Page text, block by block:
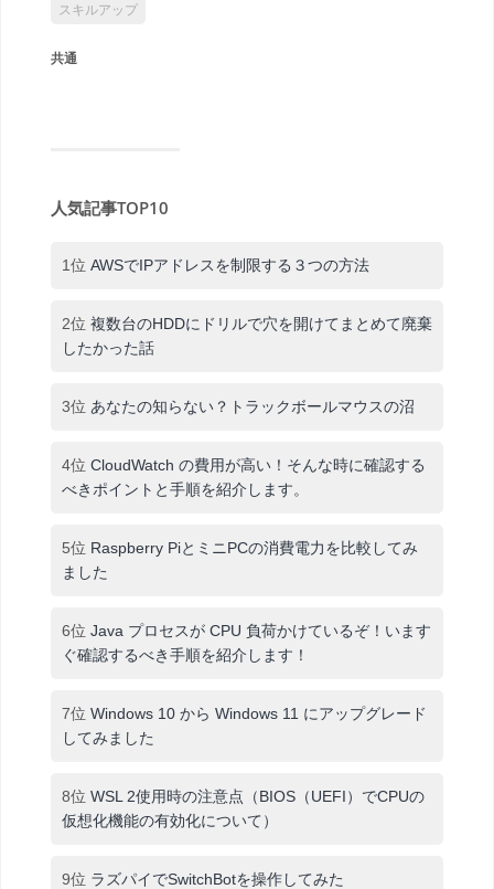
スキルアップ
共通
人気記事TOP10
1位 AWSでIPアドレスを制限する３つの方法
2位 複数台のHDDにドリルで穴を開けてまとめて廃棄
したかった話
3位 あなたの知らない？トラックボールマウスの沼
4位 CloudWatch の費用が高い！そんな時に確認する
べきポイントと手順を紹介します。
5位 Raspberry PiとミニPCの消費電力を比較してみ
ました
6位 Java プロセスが CPU 負荷かけているぞ！います
ぐ確認するべき手順を紹介します！
7位 Windows 10 から Windows 11 にアップグレード
してみました
8位 WSL 2使用時の注意点（BIOS（UEFI）でCPUの
仮想化機能の有効化について）
9位 ラズパイでSwitchBotを操作してみた